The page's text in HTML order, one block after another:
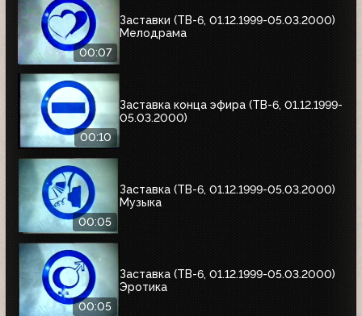
00:07
Заставки (ТВ-6, 01.12.1999-05.03.2000)
Мелодрама
00:10
Заставка конца эфира (ТВ-6, 01.12.1999-
05.03.2000)
00:05
Заставка (ТВ-6, 01.12.1999-05.03.2000)
Музыка
00:05
Заставка (ТВ-6, 01.12.1999-05.03.2000)
Эротика